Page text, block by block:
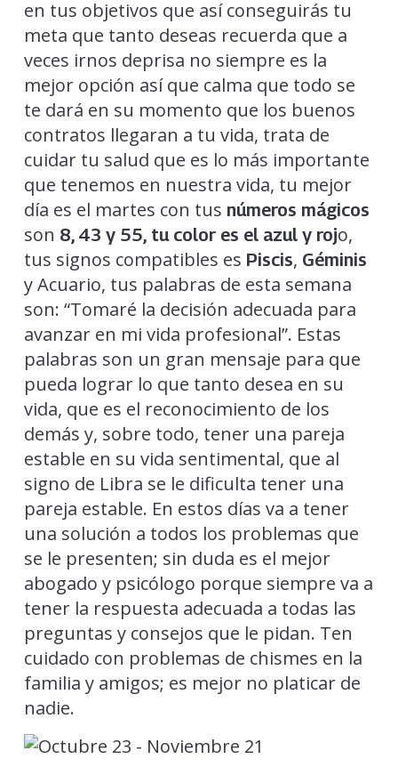
en tus objetivos que así conseguirás tu
meta que tanto deseas recuerda que a
veces irnos deprisa no siempre es la
mejor opción así que calma que todo se
te dará en su momento que los buenos
contratos llegaran a tu vida, trata de
cuidar tu salud que es lo más importante
que tenemos en nuestra vida, tu mejor
día es el martes con tus números mágicos
son 8, 43 y 55, tu color es el azul y rojo,
tus signos compatibles es Piscis, Géminis
y Acuario, tus palabras de esta semana
son: “Tomaré la decisión adecuada para
avanzar en mi vida profesional”. Estas
palabras son un gran mensaje para que
pueda lograr lo que tanto desea en su
vida, que es el reconocimiento de los
demás y, sobre todo, tener una pareja
estable en su vida sentimental, que al
signo de Libra se le dificulta tener una
pareja estable. En estos días va a tener
una solución a todos los problemas que
se le presenten; sin duda es el mejor
abogado y psicólogo porque siempre va a
tener la respuesta adecuada a todas las
preguntas y consejos que le pidan. Ten
cuidado con problemas de chismes en la
familia y amigos; es mejor no platicar de
nadie.